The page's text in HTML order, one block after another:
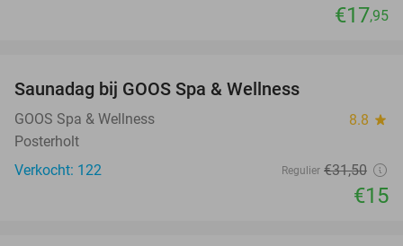
€17,95
TODAY
Saunadag bij GOOS Spa & Wellness
GOOS Spa & Wellness 8.8 star
Posterholt
Verkocht: 122
Regulier €31,50
€15